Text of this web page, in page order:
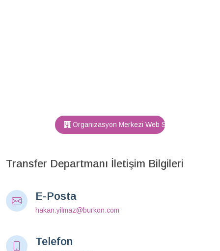
Organizasyon Merkezi Web Sitesi
Transfer Departmanı İletişim Bilgileri
E-Posta
hakan.yilmaz@burkon.com
Telefon